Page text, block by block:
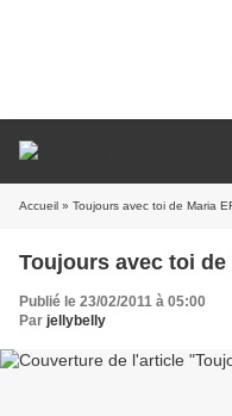
Accueil » Toujours avec toi de Maria
Toujours avec toi de
Publié le 23/02/2011 à 05:00
Par jellybelly